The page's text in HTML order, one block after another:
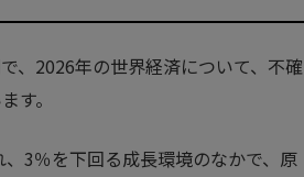
、2026年の世界経済について、不確
す。
3％を下回る成長環境のなかで、原